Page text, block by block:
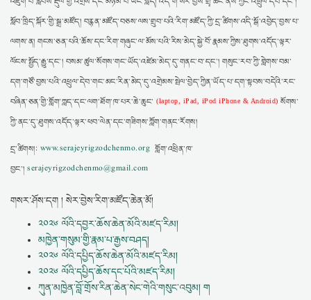
སློབ་ཁྲིད་སྐོར་གྱི་སྒྲ་མཛོད། བརྙན་མཛོད་བཅས་ལས་གྲུབ་པའི་རིག་མཛོད་ཀྱི་དྲ་ཚིགས་འདི་སྒོ་འབྱེད་བྱས་པ་
ལགས་ན། གངས་ཅན་པའི་ཆོས་དང་རིག་གཞུང་ལ་མོས་པའི་རིས་མེད་སྐྱེ་བོ་རྣམས་ཀྱིས་ཐུགས་འདོད་ལྟར་
ལོངས་སྤྱོད་རྒྱུ་དང་། བསམ་ཚུལ་སོགས་གང་ཡོད་འཛེམ་མེད་དུ་གནང་བ་དང་། གསུང་རབ་ཀྱི་གླེགས་བམ་
དག་གཙོ་བྱས་པའི་འཕྲུལ་དེབ་གང་མང་རིན་མེད་དུ་འགྲེམས་སྤེལ་བྱེད་ཀྱིན་ཡོད་པ་དག་སྟབས་བདེའི་རང་
བཞིན་ཅན་གྱི་གློག་ཀླད་དང་ལག་ཐོག་ཁ་པར་ཆེ་ཆུང་(laptop, iPad, iPod iPhone & Android)སོགས་
ཀྱི་ནང་དུ་ཐུགས་འདོད་ལྟར་ཕབ་ལེན་དང་གཟིགས་ཀློག་གནང་རོགས།
དྲ་ཚིགས།: www.serajeyrigzodchenmo.org གློག་འཕྲིན་ཁ་
བྱང་།serajeyrigzodchenmo@gmail.com
གསར་ཤོས་དག ། སེར་བྱེས་རིག་མཛོད་ཆེན་མོ།
༢༠༢༦ ལོའི་དབྱར་ཆོས་ཆེན་མོའི་མཛད་རིམ།
མཁྱེན་གསུམ་གྱི་རྣམ་པ་རྒྱས་བཤད།
༢༠༢༦ ལོའི་དཔྱིད་ཆོས་ཆེན་མོའི་མཛད་རིམ།
༢༠༢༦ ལོའི་དཔྱིད་ཆོས་དང་པོའི་མཛད་རིམ།
ཀུན་མཁྱེན་བློ་གྲོས་རིན་ཆེན་སེང་གེའི་གསུང་འབུམ། ག